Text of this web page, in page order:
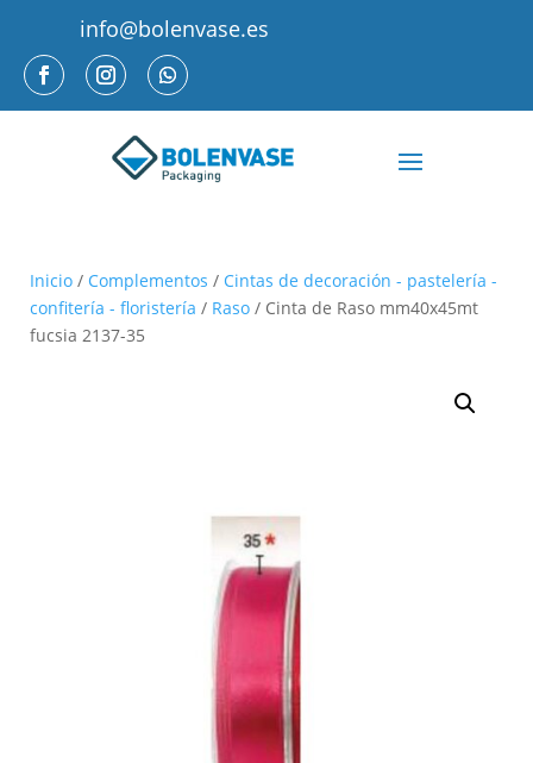
info@bolenvase.es
Inicio / Complementos / Cintas de decoración - pastelería -
confitería - floristería / Raso / Cinta de Raso mm40x45mt
fucsia 2137-35